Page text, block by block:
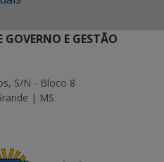
GOVERNO E GESTÃO
S/N - Bloco 8
| MS